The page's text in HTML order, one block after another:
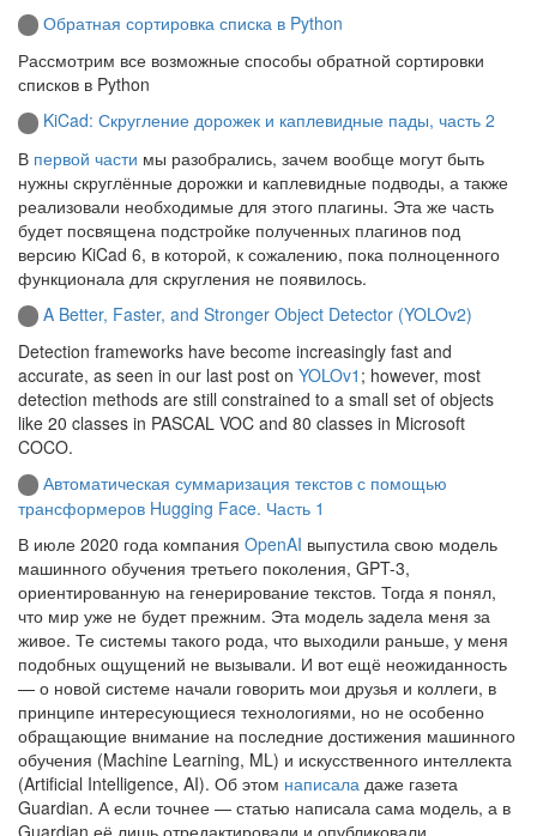
Обратная сортировка списка в Python
Рассмотрим все возможные способы обратной сортировки
списков в Python
KiCad: Скругление дорожек и каплевидные пады, часть 2
В первой части мы разобрались, зачем вообще могут быть
нужны скруглённые дорожки и каплевидные подводы, а также
реализовали необходимые для этого плагины. Эта же часть
будет посвящена подстройке полученных плагинов под
версию KiCad 6, в которой, к сожалению, пока полноценного
функционала для скругления не появилось.
A Better, Faster, and Stronger Object Detector (YOLOv2)
Detection frameworks have become increasingly fast and
accurate, as seen in our last post on YOLOv1 ; however, most
detection methods are still constrained to a small set of objects
like 20 classes in PASCAL VOC and 80 classes in Microsoft
COCO.
Автоматическая суммаризация текстов с помощью
трансформеров Hugging Face. Часть 1
В июле 2020 года компания OpenAI выпустила свою модель
машинного обучения третьего поколения, GPT-3,
ориентированную на генерирование текстов. Тогда я понял,
что мир уже не будет прежним. Эта модель задела меня за
живое. Те системы такого рода, что выходили раньше, у меня
подобных ощущений не вызывали. И вот ещё неожиданность
— о новой системе начали говорить мои друзья и коллеги, в
принципе интересующиеся технологиями, но не особенно
обращающие внимание на последние достижения машинного
обучения (Machine Learning, ML) и искусственного интеллекта
(Artificial Intelligence, AI). Об этом написала даже газета
Guardian. А если точнее — статью написала сама модель, а в